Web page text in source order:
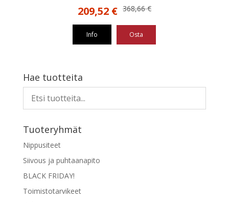
368,66€
Alkuperäinen
368,66 €.
209,52 €Nykyinen
209,52 €.
Info Osta
Hae tuotteita
Tuoteryhmät
Nippusiteet
Siivous ja puhtaanapito
BLACK FRIDAY!
Toimistotarvikeet